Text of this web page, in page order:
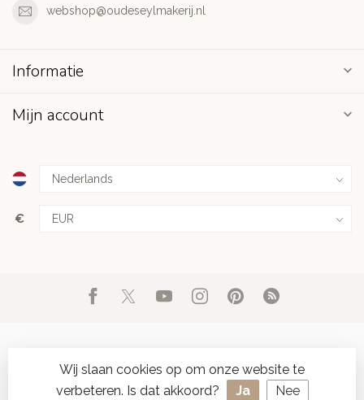
webshop@oudeseylmakerij.nl
Informatie
Mijn account
€
© Copyright 2026 d'Oude Seylmakerij- Powered by Lightspeed
Wij slaan cookies op om onze website te
verbeteren. Is dat akkoord?
Ja Nee